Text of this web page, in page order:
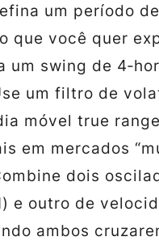
um período
que você quer
um swing de
um filtro de
móvel true
em mercados
dois
e outro de
ambos